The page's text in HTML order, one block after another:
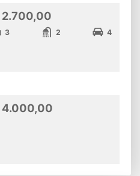
2.700,00
3 2 4
4.000,00